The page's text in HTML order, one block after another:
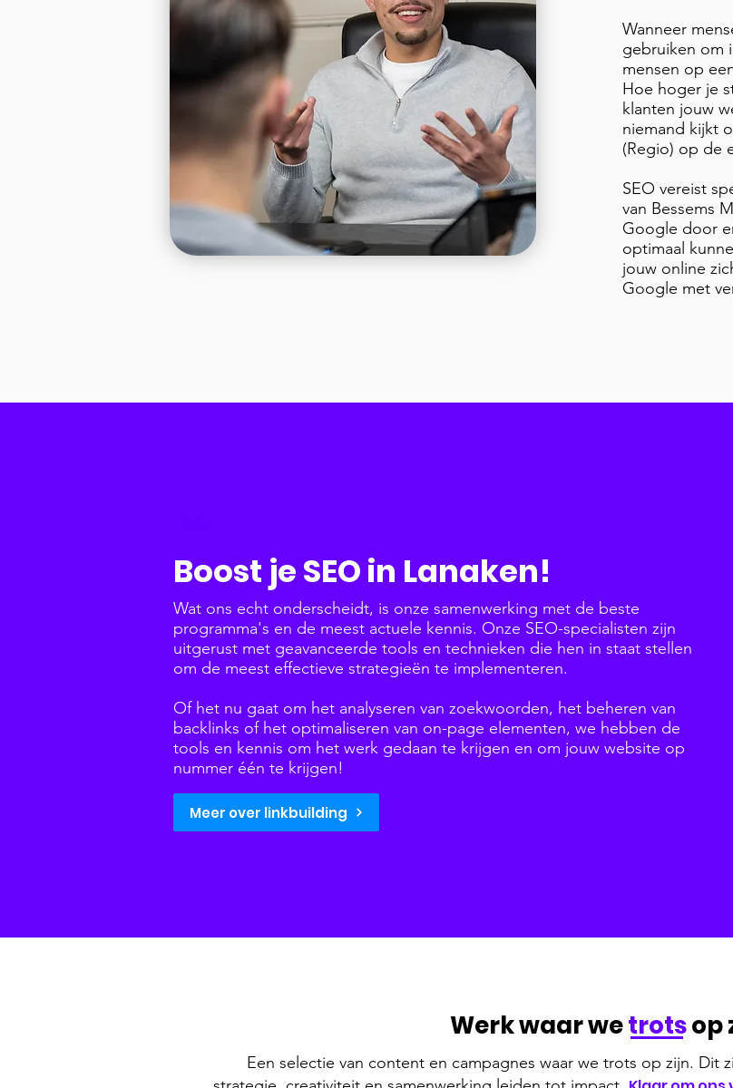
Wanneer
gebruiken om
mensen op
Hoe hoger je
klanten jouw
niemand kijkt
(Regio) op de
SEO vereist
van Bessems
Google door
optimaal
jouw online
Google met
Boost je SEO in Lanaken!
Wat ons echt onderscheidt, is onze samenwerking met de beste
programma's en de meest actuele kennis. Onze SEO-specialisten zijn
uitgerust met geavanceerde tools en technieken die hen in staat stellen
om de meest effectieve strategieën te implementeren.
Of het nu gaat om het analyseren van zoekwoorden, het beheren van
backlinks of het optimaliseren van on-page elementen, we hebben de
tools en kennis om het werk gedaan te krijgen en om jouw website op
nummer één te krijgen!
Meer over linkbuilding
Werk waar wetrotsop
Een selectie van content en campagnes waar we trots op zijn. Dit